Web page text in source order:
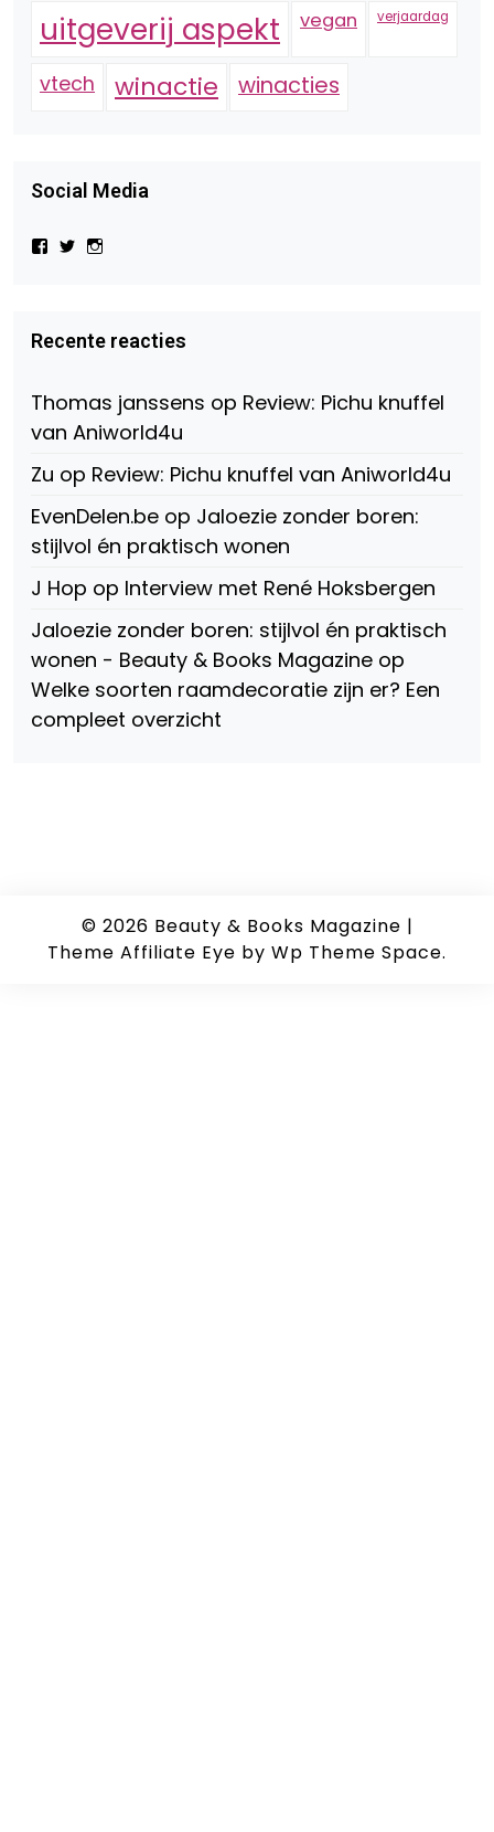
uitgeverij aspekt vegan verjaardag
vtech winactie winacties
Social Media
Bekijk
Beauty-
147775071915783/?
Facebook
Bekijk
op
Twitter
op
Instagram
Recente reacties
Thomas janssens op Review: Pichu knuffel
van Aniworld4u
Zu op Review: Pichu knuffel van Aniworld4u
EvenDelen.be op Jaloezie zonder boren:
stijlvol én praktisch wonen
J Hop op Interview met René Hoksbergen
Jaloezie zonder boren: stijlvol én praktisch
wonen - Beauty & Books Magazine op
Welke soorten raamdecoratie zijn er? Een
compleet overzicht
© 2026 Beauty & Books Magazine |
Theme Affiliate Eye by Wp Theme Space.